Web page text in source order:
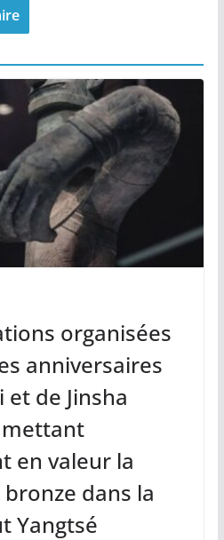
organisées
anniversaires
et de Jinsha
mettant
en valeur la
dans la
Yangtsé